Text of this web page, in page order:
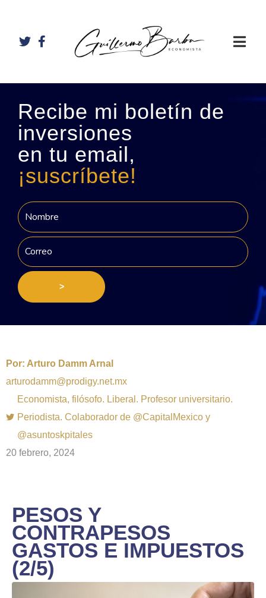
Recibe mi boletín de
inversiones
en tu email,
¡suscríbete!
>
Por: Arturo Damm Arnal
arturodamm@prodigy.net.mx
Economista, filósofo. Liberal. Profesor universitario.
Periodista. Colaborador de @CapitalMexico y
@asuntoskpitales
20 febrero, 2024
PESOS Y
CONTRAPESOS
GASTOS E IMPUESTOS
(2/5)